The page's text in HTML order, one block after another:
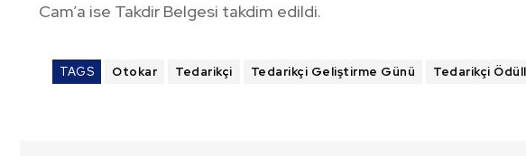
Cam’a ise Takdir Belgesi takdim edildi.
TAGS Otokar Tedarikçi Tedarikçi Geliştirme Günü Tedarikçi